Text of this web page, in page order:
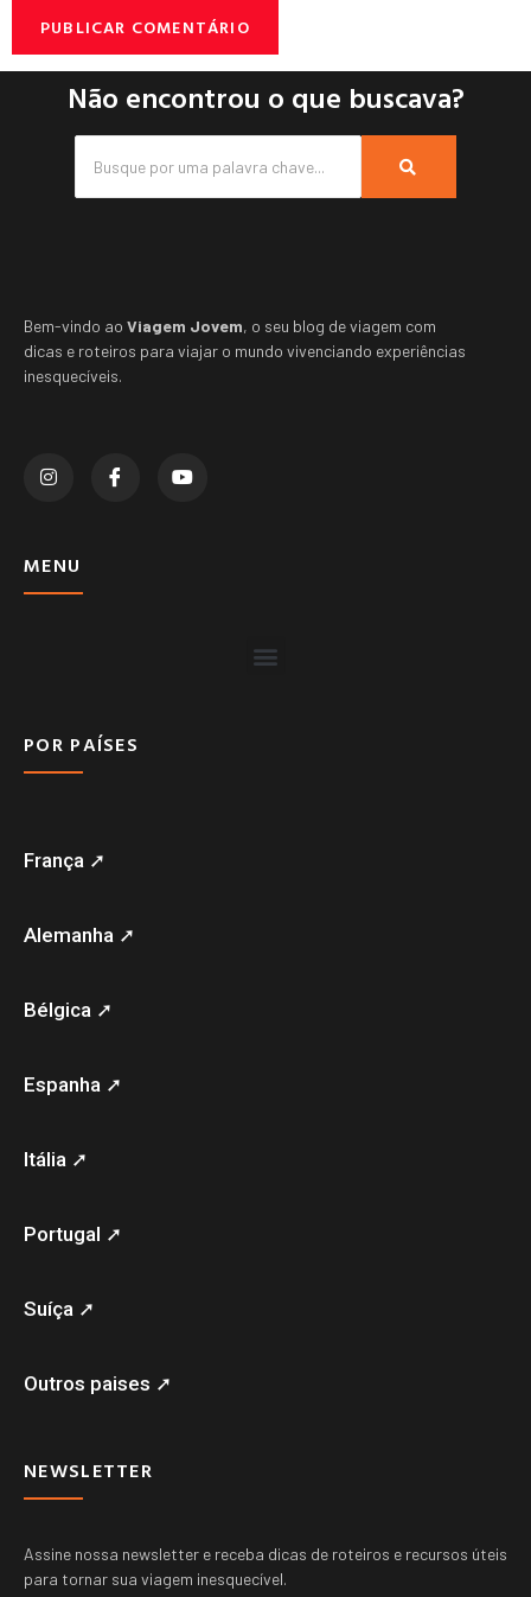
Não encontrou o que buscava?
Bem-vindo ao Viagem Jovem, o seu blog de viagem com
dicas e roteiros para viajar o mundo vivenciando experiências
inesquecíveis.
MENU
POR PAÍSES
França ➚
Alemanha ➚
Bélgica ➚
Espanha ➚
Itália ➚
Portugal ➚
Suíça ➚
Outros paises ➚
NEWSLETTER
Assine nossa newsletter e receba dicas de roteiros e recursos úteis
para tornar sua viagem inesquecível.